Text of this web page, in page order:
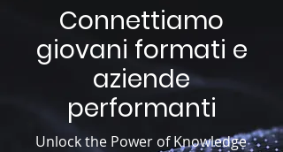
Connettiamo
giovani formati e
aziende
performanti
Unlock the Power of Knowledge